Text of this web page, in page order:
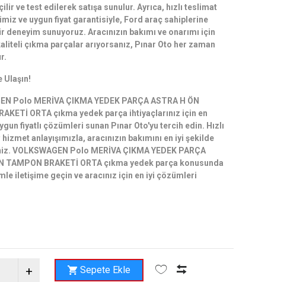
ve test edilerek satışa sunulur. Ayrıca, hızlı teslimat
ve uygun fiyat garantisiyle, Ford araç sahiplerine
deneyim sunuyoruz. Aracınızın bakımı ve onarımı için
çıkma parçalar arıyorsanız, Pınar Oto her zaman
Ulaşın!
Polo MERİVA ÇIKMA YEDEK PARÇA ASTRA H ÖN
ORTA çıkma yedek parça ihtiyaçlarınız için en
fiyatlı çözümleri sunan Pınar Oto'yu tercih edin. Hızlı
anlayışımızla, aracınızın bakımını en iyi şekilde
VOLKSWAGEN Polo MERİVA ÇIKMA YEDEK PARÇA
TAMPON BRAKETİ ORTA çıkma yedek parça konusunda
iletişime geçin ve aracınız için en iyi çözümleri
Sepete Ekle